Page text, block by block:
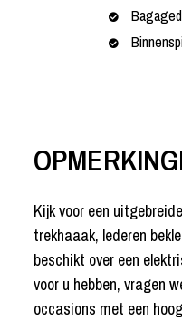
Kijk voor een
trekhaaak, lederen
beschikt over een
voor u hebben, vragen
occasions met een